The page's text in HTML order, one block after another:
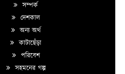
সম্পর্ক
দেশকাল
অন্য অর্থ
কাটাছেঁড়া
পরিবেশ
সহমনের গল্প